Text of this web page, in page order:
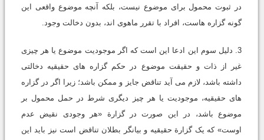
در ثبوت محمول برای موضوع نیست، بلکه آنچه موضوع واقعی این
گونه گزاره هاست، افراد با تقرر ماهوی اند، بدون دخالت وجود.
3. دلیل سوم این ادعا این است که اگر موجودیت موضوع یا هر چیزی
غیر از ذات و حقیقت موضوع در حکم گزاره های حقیقیه دخالتی
داشته باشد، لازم می آید تناقض جایز و ممکن باشد؛ زیرا اگر در گزاره
های حقیقیه، موجودیت یا هر چیز دیگری شرط در حمل محمول بر
موضوع باشد، در این صورت در گزارة «هر وجودی نقیض عدم
اوست» که یک گزارة حقیقیه و بیانگر بطلان تناقض است نیز باید این